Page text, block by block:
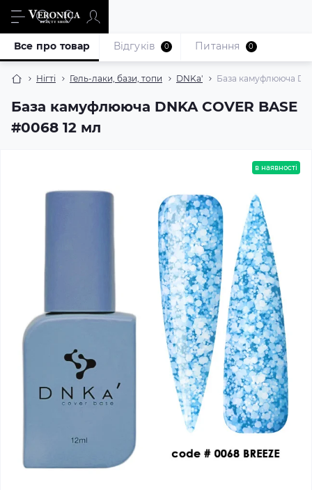
Нігті Гель-лаки, бази, топи DNKa' База камуфлююча
База камуфлююча DNKA COVER BASE
#0068 12 мл
Все про товар Відгуків 0 Питання 0
в наявності